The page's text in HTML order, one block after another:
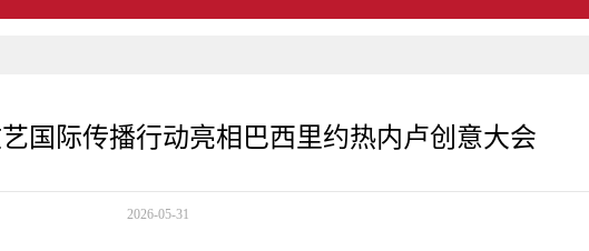
国际传播行动亮相巴西里约热内卢创意大会
2026-05-31